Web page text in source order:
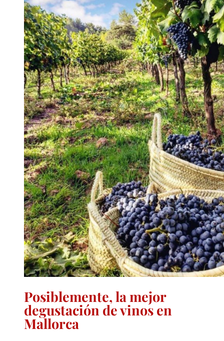
Posiblemente, la mejor
degustación de vinos en
Mallorca